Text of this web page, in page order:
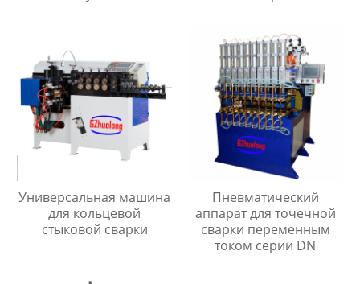
Универсальная машина
для кольцевой
стыковой сварки
Пневматический
аппарат для точечной
сварки переменным
током серии DN